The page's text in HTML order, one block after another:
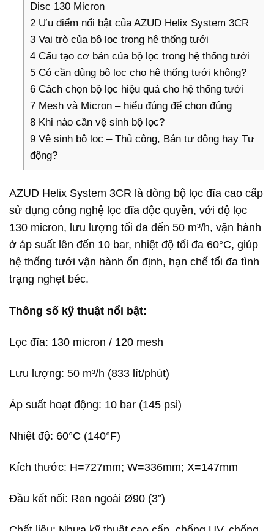
Disc 130 Micron
2 Ưu điểm nổi bật của AZUD Helix System 3CR
3 Vai trò của bộ lọc trong hệ thống tưới
4 Cấu tạo cơ bản của bộ lọc trong hệ thống tưới
5 Có cần dùng bộ lọc cho hệ thống tưới không?
6 Cách chọn bộ lọc hiệu quả cho hệ thống tưới
7 Mesh và Micron – hiểu đúng để chọn đúng
8 Khi nào cần vệ sinh bộ lọc?
9 Vệ sinh bộ lọc – Thủ công, Bán tự động hay Tự
động?
AZUD Helix System 3CR là dòng bộ lọc đĩa cao cấp
sử dụng công nghệ lọc đĩa độc quyền, với độ lọc
130 micron, lưu lượng tối đa đến 50 m³/h, vận hành
ở áp suất lên đến 10 bar, nhiệt độ tối đa 60°C, giúp
hệ thống tưới vận hành ổn định, hạn chế tối đa tình
trạng nghẹt béc.
Thông số kỹ thuật nổi bật:
Lọc đĩa: 130 micron / 120 mesh
Lưu lượng: 50 m³/h (833 lít/phút)
Áp suất hoạt động: 10 bar (145 psi)
Nhiệt độ: 60°C (140°F)
Kích thước: H=727mm; W=336mm; X=147mm
Đầu kết nối: Ren ngoài Ø90 (3”)